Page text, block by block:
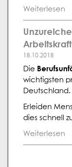
Weiterlesen
Arbeitskraft
18.10.2018
Die
wichtigsten
Deutschland.
Erleiden
dies schnell
Weiterlesen